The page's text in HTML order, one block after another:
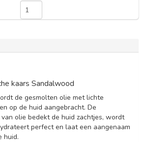
kaars Sandalwood
de gesmolten olie met lichte
op de huid aangebracht. De
olie bedekt de huid zachtjes, wordt
perfect en laat een aangenaam
huid.